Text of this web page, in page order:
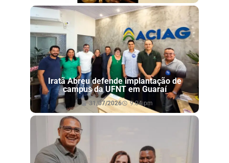
Iratã Abreu defende implantação de
campus da UFNT em Guaraí
31/07/2026 9:04 pm